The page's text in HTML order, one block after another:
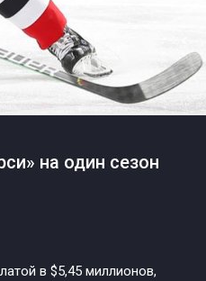
на один сезон
в $5,45 миллионов,